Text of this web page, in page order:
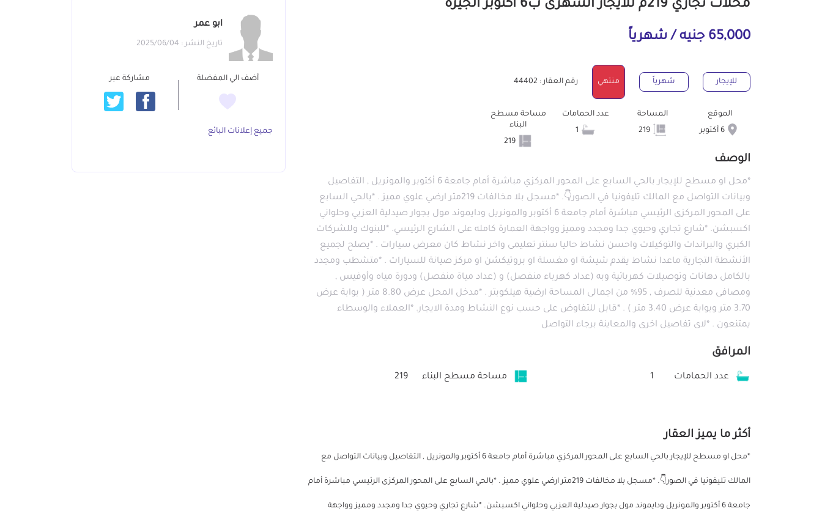
محلات تجاري 219م للايجار الشهرى ب6 أكتوبر الجيزة
65,000 جنيه / شهرياً
للإيجار شهرياً منتهي رقم العقار : 44402
الموقع
6 أكتوبر
المساحة
219
عدد الحمامات
مساحة مسطح
البناء
219
الوصف
*محل او مسطح للإيجار بالحي السابع على المحور المركزي مباشرة أمام جامعة 6 أكتوبر والمونريل , التفاصيل
وبيانات التواصل مع المالك تليفونيا في الصور👇. *مسجل بلا مخالفات 219متر ارضي علوي مميز . *بالحي السابع
على المحور المركزى الرئيسي مباشرة أمام جامعة 6 أكتوبر والمونريل ودايموند مول بجوار صيدلية العزبي وحلواني
اكسبشن. *شارع تجاري وحيوي جدا ومجدد ومميز وواجهة العمارة كامله على الشارع الرئيسي. *للبنوك وللشركات
الكبري والبراندات والتوكيلات واحسن نشاط حاليا سنتر تعليمى واخر نشاط كان معرض سيارات . *يصلح لجميع
الأنشطة التجارية ماعدا نشاط يقدم شيشة او مغسلة او بروتيكشن او مركز صيانة للسيارات . *متشطب ومجدد
بالكامل دهانات وتوصيلات كهربائية وبه (عداد كهرباء منفصل) و (عداد مياة منفصل) ودورة مياه وأوفيس ,
ومصافى معدنية للصرف , 95% من اجمالى المساحة ارضية هيلكوبتر . *مدخل المحل عرض 8.80 متر ( بوابة عرض
3.70 متر وبوابة عرض 3.40 متر ) . *قابل للتفاوض على حسب نوع النشاط ومدة الايجار. *العملاء والوسطاء
يمتنعون . *لاى تفاصيل اخرى والمعاينة برجاء التواصل
المرافق
عدد الحمامات 1 مساحة مسطح البناء 219
أكثر ما يميز العقار
*محل او مسطح للإيجار بالحي السابع على المحور المركزي مباشرة أمام جامعة 6 أكتوبر والمونريل , التفاصيل وبيانات التواصل مع
المالك تليفونيا في الصور👇. *مسجل بلا مخالفات 219متر ارضي علوي مميز . *بالحي السابع على المحور المركزى الرئيسي مباشرة أمام
جامعة 6 أكتوبر والمونريل ودايموند مول بجوار صيدلية العزبي وحلواني اكسبشن. *شارع تجاري وحيوي جدا ومجدد ومميز وواجهة
ابو عمر
تاريخ النشر : 2025/06/04
أضف الي المفضلة مشاركة عبر
جميع إعلانات البائع